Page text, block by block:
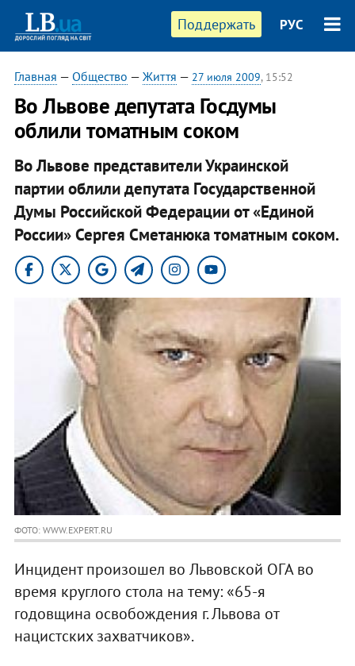
Поддержать РУС
Главная — Общество — Життя — 27 июля 2009, 15:52
Во Львове депутата Госдумы
облили томатным соком
Во Львове представители Украинской
партии облили депутата Государственной
Думы Российской Федерации от «Единой
России» Сергея Сметанюка томатным соком.
ФОТО: WWW.EXPERT.RU
Инцидент произошел во Львовской ОГА во
время круглого стола на тему: «65-я
годовщина освобождения г. Львова от
нацистских захватчиков».